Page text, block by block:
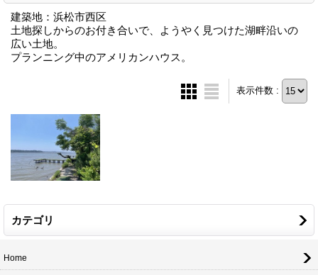
建築地：浜松市西区
土地探しからのお付き合いで、ようやく見つけた湖畔沿いの
広い土地。
プランニング中のアメリカンハウス。
表示件数 :
カテゴリ
Home